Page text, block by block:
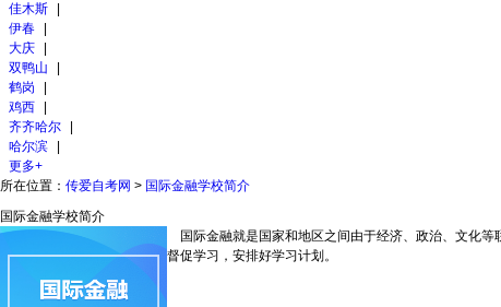
佳木斯
伊春
大庆
双鸭山
鹤岗
鸡西
齐齐哈尔
哈尔滨
更多+
所在位置： 传爱自考网 > 国际金融学校简介
国际金融学校简介
国际金融就是国家和地区之间由于经济、政治、文化等
督促学习，安排好学习计划。